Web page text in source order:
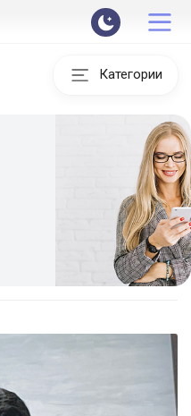
Категории